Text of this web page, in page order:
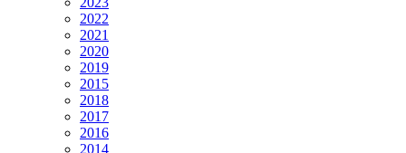
2022
2021
2020
2019
2015
2018
2017
2016
2014